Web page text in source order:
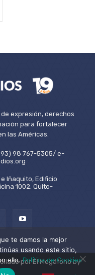
expresión, derechos
para fortalecer
las Américas.
98 767-5305/ e-
Iñaquito, Edificio
1002. Quito-
por El Megáfono by
te damos la mejor
usando este sitio,
ello.Política de Cookies